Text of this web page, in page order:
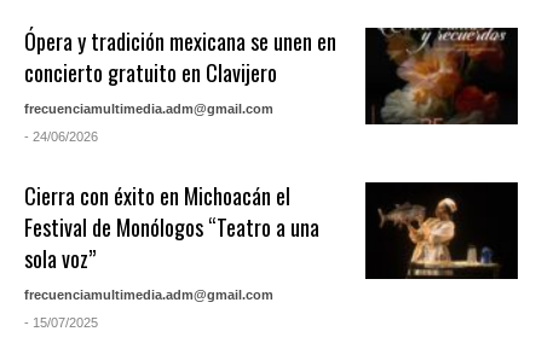
Ópera y tradición mexicana se unen en
concierto gratuito en Clavijero
frecuenciamultimedia.adm@gmail.com
- 24/06/2026
Cierra con éxito en Michoacán el
Festival de Monólogos “Teatro a una
sola voz”
frecuenciamultimedia.adm@gmail.com
- 15/07/2025